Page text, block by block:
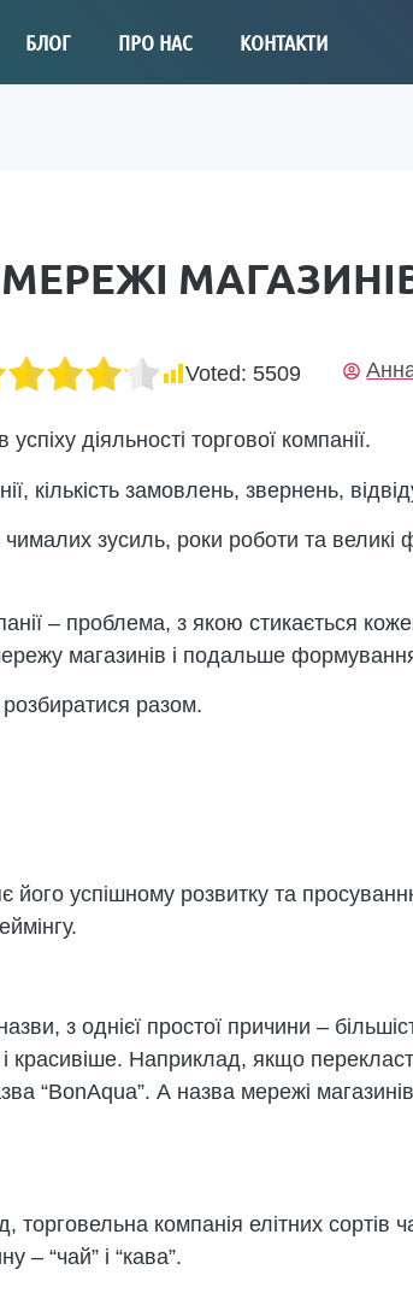
БЛОГ ПРО НАС КОНТАКТИ
Voted: 5509
діяльності торгової компанії.
кількість замовлень, звернень,
зусиль, роки роботи та
– проблема, з якою стикається
магазинів і подальше
разом.
його успішному розвитку та
з однієї простої причини –
красивіше. Наприклад, якщо
“BonAqua”. А назва мережі
компанія елітних сортів
– “чай” і “кава”.